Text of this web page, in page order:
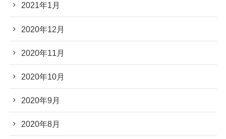
2021年1月
2020年12月
2020年11月
2020年10月
2020年9月
2020年8月